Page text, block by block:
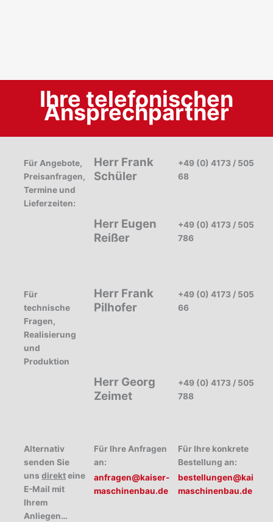
Ihre telefonischen
Ansprechpartner
Für Angebote,
Preisanfragen,
Termine und
Lieferzeiten:
Herr Frank
Schüler
+49 (0) 4173 / 5054-
68
Herr Eugen
Reißer
+49 (0) 4173 / 5054-
786
Für
technische
Fragen,
Realisierung
und
Produktion
Herr Frank
Pilhofer
+49 (0) 4173 / 5054-
66
Herr Georg
Zeimet
+49 (0) 4173 / 5054-
788
Alternativ
senden Sie
unsdirekteine
E-Mail mit
Ihrem
Anliegen…
Für Ihre Anfragen
an:
anfragen@kaiser-
maschinenbau.de
Für Ihre konkrete
Bestellung an:
bestellungen@kaiser-
maschinenbau.de